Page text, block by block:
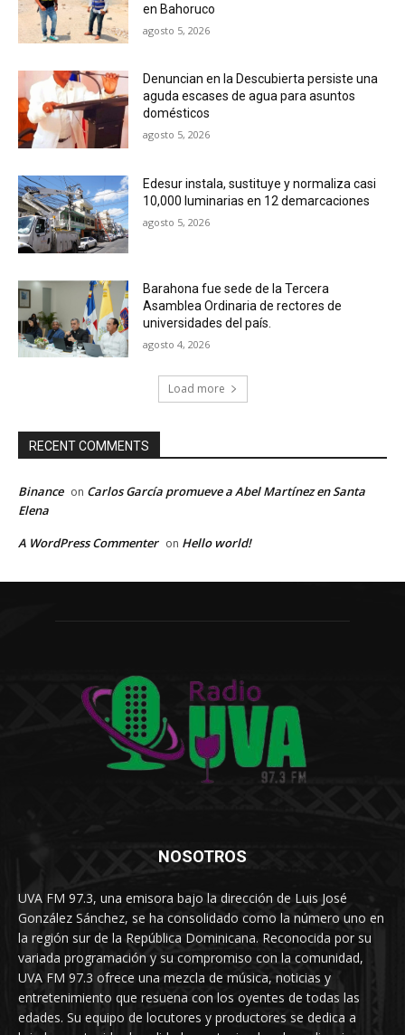
en Bahoruco
agosto 5, 2026
Denuncian en la Descubierta persiste una
aguda escases de agua para asuntos
domésticos
agosto 5, 2026
Edesur instala, sustituye y normaliza casi
10,000 luminarias en 12 demarcaciones
agosto 5, 2026
Barahona fue sede de la Tercera
Asamblea Ordinaria de rectores de
universidades del país.
agosto 4, 2026
Load more
RECENT COMMENTS
Binance on Carlos García promueve a Abel Martínez en Santa
Elena
A WordPress Commenter on Hello world!
NOSOTROS
UVA FM 97.3, una emisora bajo la dirección de Luis José
González Sánchez, se ha consolidado como la número uno en
la región sur de la República Dominicana. Reconocida por su
variada programación y su compromiso con la comunidad,
UVA FM 97.3 ofrece una mezcla de música, noticias y
entretenimiento que resuena con los oyentes de todas las
edades. Su equipo de locutores y productores se dedica a